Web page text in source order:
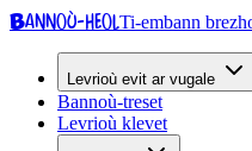
Bannoù-heolTi-embann
Levrioù evit ar vugale
Bannoù-treset
Levrioù klevet